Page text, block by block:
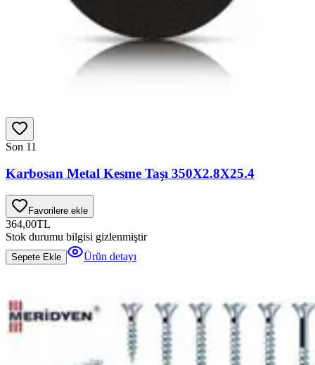
Son 11
Karbosan Metal Kesme Taşı 350X2.8X25.4
Favorilere ekle
364,00TL
Stok durumu bilgisi gizlenmiştir
Sepete Ekle Ürün detayı